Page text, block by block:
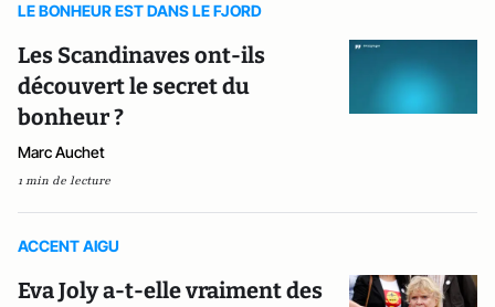
LE BONHEUR EST DANS LE FJORD
Les Scandinaves ont-ils
découvert le secret du
bonheur ?
Marc Auchet
1 min de lecture
ACCENT AIGU
Eva Joly a-t-elle vraiment des